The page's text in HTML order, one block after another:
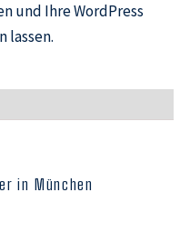
und Ihre WordPress
lassen.
in München